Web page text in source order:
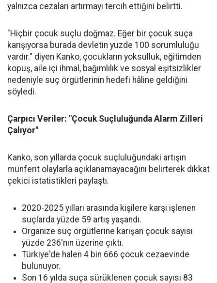
yalnızca cezaları artırmayı tercih ettiğini belirtti.
"Hiçbir çocuk suçlu doğmaz. Eğer bir çocuk suça
karışıyorsa burada devletin yüzde 100 sorumluluğu
vardır." diyen Kanko, çocukların yoksulluk, eğitimden
kopuş, aile içi ihmal, bağımlılık ve sosyal eşitsizlikler
nedeniyle suç örgütlerinin hedefi hâline geldiğini
söyledi.
Çarpıcı Veriler: "Çocuk Suçluluğunda Alarm Zilleri
Çalıyor"
Kanko, son yıllarda çocuk suçluluğundaki artışın
münferit olaylarla açıklanamayacağını belirterek dikkat
çekici istatistikleri paylaştı.
2020-2025 yılları arasında kişilere karşı işlenen
suçlarda yüzde 59 artış yaşandı.
Organize suç örgütlerine karışan çocuk sayısı
yüzde 236'nın üzerine çıktı.
Türkiye'de halen 4 bin 666 çocuk cezaevinde
bulunuyor.
Son 16 yılda suça sürüklenen çocuk sayısı 83